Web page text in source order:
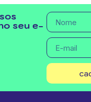
seu e-